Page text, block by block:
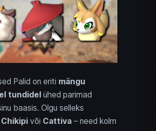
Palid on eriti mängu
tundidel ühed parimad
baasis. Olgu selleks
Chikipi või Cattiva – need kolm